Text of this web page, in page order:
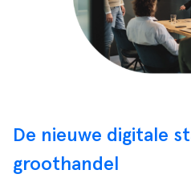
De nieuwe digitale
groothandel